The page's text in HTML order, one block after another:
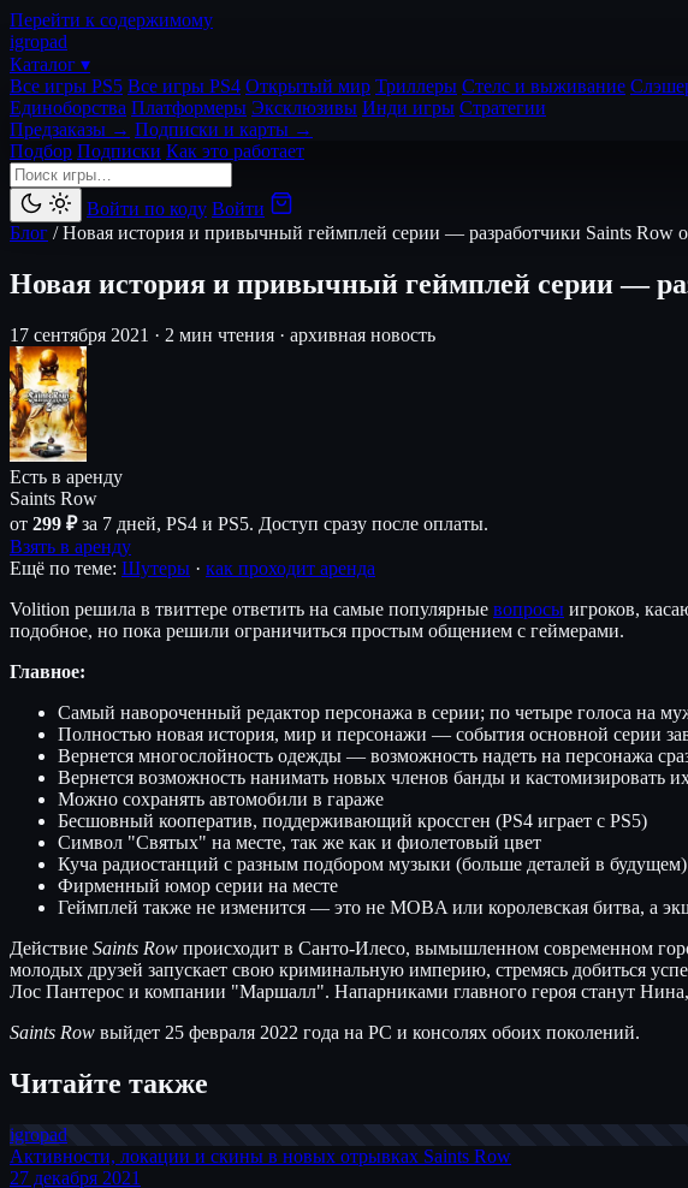
Перейти к содержимому
igropad
Каталог ▾
Все игры PS5 Все игры PS4 Открытый мир Триллеры Стелс и выживание
Единоборства Платформеры Эксклюзивы Инди игры Стратегии
Предзаказы → Подписки и карты →
Подбор Подписки Как это работает
Войти по коду Войти
Блог / Новая история и привычный геймплей серии — разработчики Saints Row
Новая история и привычный геймплей серии —
17 сентября 2021 · 2 мин чтения · архивная новость
Есть в аренду
Saints Row
от 299 ₽за 7 дней, PS4 и PS5. Доступ сразу после оплаты.
Взять в аренду
Ещё по теме: Шутеры · как проходит аренда
Volition решила в твиттере ответить на самые популярные вопросы игроков,
подобное, но пока решили ограничиться простым общением с геймерами.
Главное:
Самый навороченный редактор персонажа в серии; по четыре голоса на
Полностью новая история, мир и персонажи — события основной серии
Вернется многослойность одежды — возможность надеть на персонажа
Вернется возможность нанимать новых членов банды и кастомизировать
Можно сохранять автомобили в гараже
Бесшовный кооператив, поддерживающий кроссген (PS4 играет с PS5)
Символ "Святых" на месте, так же как и фиолетовый цвет
Куча радиостанций с разным подбором музыки (больше деталей в будущем)
Фирменный юмор серии на месте
Геймплей также не изменится — это не MOBA или королевская битва, а
Действие Saints Row происходит в Санто-Илесо, вымышленном современном
молодых друзей запускает свою криминальную империю, стремясь добиться
Лос Пантерос и компании "Маршалл". Напарниками главного героя станут
Saints Row выйдет 25 февраля 2022 года на PC и консолях обоих поколений.
Читайте также
igropad
Активности, локации и скины в новых отрывках Saints Row
27 декабря 2021